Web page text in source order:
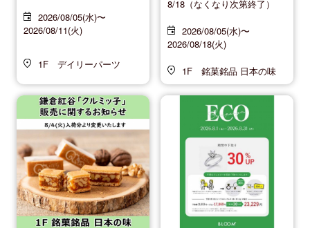
2026/08/05(水)〜
2026/08/11(火)
1F デイリーパーツ
8/18（なくなり次第終了）
2026/08/05(水)〜
2026/08/18(火)
1F 銘菓銘品 日本の味